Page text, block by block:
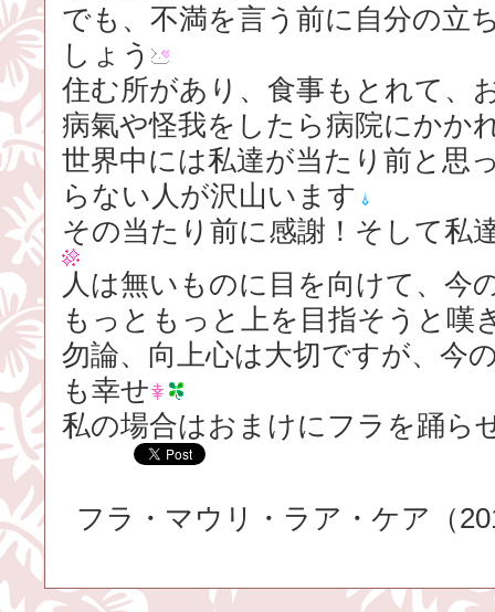
でも、不満を言う前に自分の立
しょう
住む所があり、食事もとれて、
病氣や怪我をしたら病院にかか
世界中には私達が当たり前と思
らない人が沢山います
その当たり前に感謝！そして私
人は無いものに目を向けて、今
もっともっと上を目指そうと嘆
勿論、向上心は大切ですが、今
も幸せ
私の場合はおまけにフラを踊ら
フラ・マウリ・ラア・ケア（